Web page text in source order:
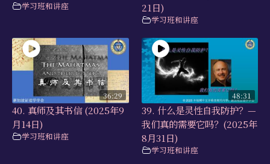
学习班和讲座
21日)
学习班和讲座
36:29
40. 真师及其书信 (2025年9
月14日)
学习班和讲座
48:31
39. 什么是灵性自我防护？—
我们真的需要它吗？(2025年
8月31日)
学习班和讲座